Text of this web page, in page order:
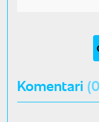
Komentari